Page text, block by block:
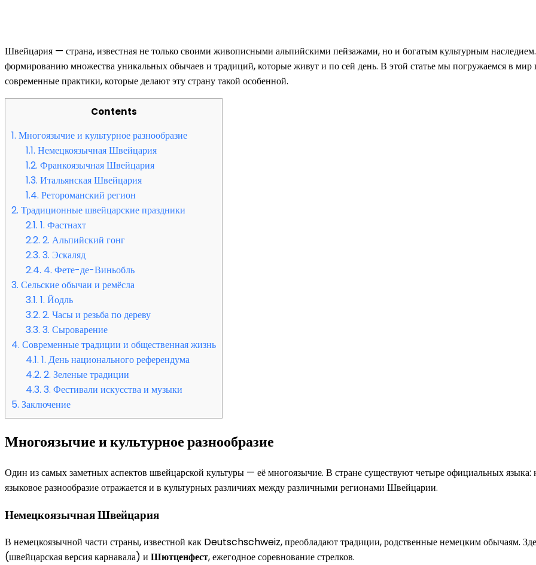
Швейцария — страна, известная не только своими живописными альпийскими пейзажами, но и богатым культурным
формированию множества уникальных обычаев и традиций, которые живут и по сей день. В этой статье мы погружаемся в мир
современные практики, которые делают эту страну такой особенной.
Contents
1. Многоязычие и культурное разнообразие
1.1. Немецкоязычная Швейцария
1.2. Франкоязычная Швейцария
1.3. Итальянская Швейцария
1.4. Ретороманский регион
2. Традиционные швейцарские праздники
2.1. 1. Фастнахт
2.2. 2. Альпийский гонг
2.3. 3. Эскаляд
2.4. 4. Фете-де-Виньобль
3. Сельские обычаи и ремёсла
3.1. 1. Йодль
3.2. 2. Часы и резьба по дереву
3.3. 3. Сыроварение
4. Современные традиции и общественная жизнь
4.1. 1. День национального референдума
4.2. 2. Зеленые традиции
4.3. 3. Фестивали искусства и музыки
5. Заключение
Многоязычие и культурное разнообразие
Один из самых заметных аспектов швейцарской культуры — её многоязычие. В стране существуют четыре официальных
языковое разнообразие отражается и в культурных различиях между различными регионами Швейцарии.
Немецкоязычная Швейцария
В немецкоязычной части страны, известной как Deutschschweiz, преобладают традиции, родственные немецким обычаям.
(швейцарская версия карнавала) и Шютценфест, ежегодное соревнование стрелков.